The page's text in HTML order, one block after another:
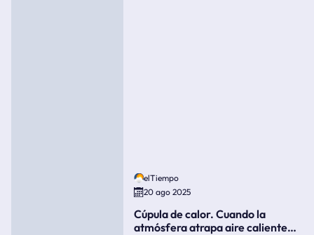
elTiempo
20 ago 2025
Cúpula de calor. Cuando la
atmósfera atrapa aire caliente